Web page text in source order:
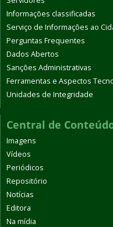
Informações classificadas
Serviço de Informações ao
Perguntas Frequentes
Dados Abertos
Sanções Administrativas
Ferramentas e Aspectos
Unidades de Integridade
Central de
Imagens
Vídeos
Periódicos
Repositório
Notícias
Editora
Na mídia